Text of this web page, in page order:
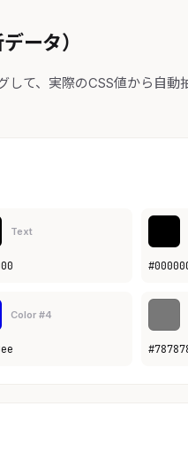
ータ）
して、実際のCSS値から自
Text
Color #4